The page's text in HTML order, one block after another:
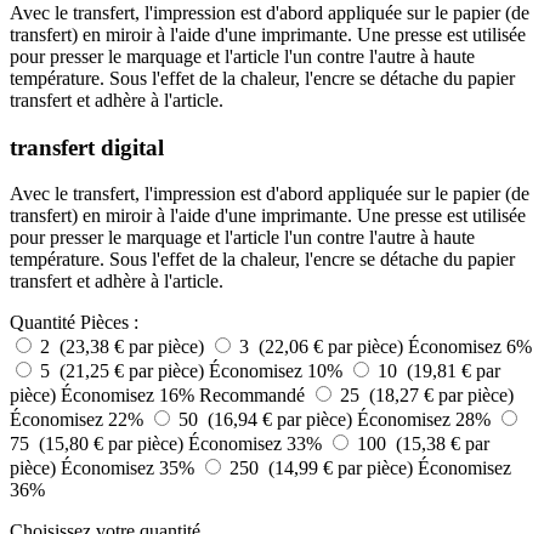
Avec le transfert, l'impression est d'abord appliquée sur le papier (de
transfert) en miroir à l'aide d'une imprimante. Une presse est utilisée
pour presser le marquage et l'article l'un contre l'autre à haute
température. Sous l'effet de la chaleur, l'encre se détache du papier
transfert et adhère à l'article.
transfert digital
Avec le transfert, l'impression est d'abord appliquée sur le papier (de
transfert) en miroir à l'aide d'une imprimante. Une presse est utilisée
pour presser le marquage et l'article l'un contre l'autre à haute
température. Sous l'effet de la chaleur, l'encre se détache du papier
transfert et adhère à l'article.
Quantité Pièces :
2 (23,38 € par pièce)
3 (22,06 € par pièce) Économisez 6%
5 (21,25 € par pièce) Économisez 10%
10 (19,81 € par
pièce) Économisez 16% Recommandé
25 (18,27 € par pièce)
Économisez 22%
50 (16,94 € par pièce) Économisez 28%
75 (15,80 € par pièce) Économisez 33%
100 (15,38 € par
pièce) Économisez 35% 250 (14,99 € par pièce) Économisez
36%